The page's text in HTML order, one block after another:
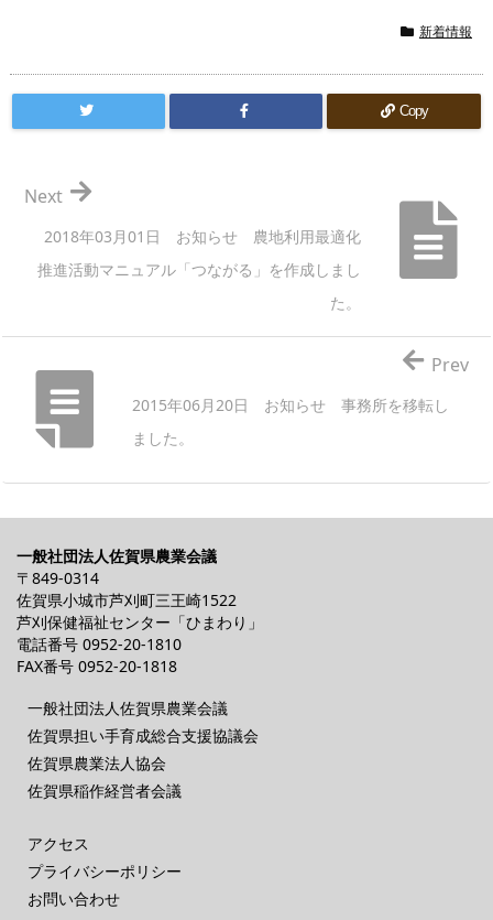
新着情報
Copy
2018年03月01日 お知らせ 農地利用最適化
推進活動マニュアル「つながる」を作成しまし
た。
Next
2015年06月20日 お知らせ 事務所を移転し
ました。
Prev
一般社団法人佐賀県農業会議
〒849-0314
佐賀県小城市芦刈町三王崎1522
芦刈保健福祉センター「ひまわり」
電話番号 0952-20-1810
FAX番号 0952-20-1818
一般社団法人佐賀県農業会議
佐賀県担い手育成総合支援協議会
佐賀県農業法人協会
佐賀県稲作経営者会議
アクセス
プライバシーポリシー
お問い合わせ